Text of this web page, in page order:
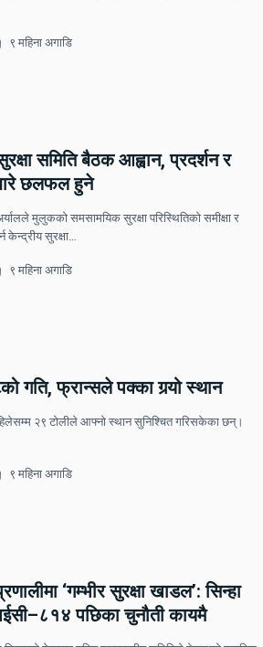
९ महिना अगाडि
समिति बैठक आह्वान, प्रदर्शन र
छलफल हुने
मुलुकको समसामयिक सुरक्षा परिस्थितिको समीक्षा र
सुरक्षा…
९ महिना अगाडि
गति, फ्रान्सले पक्का गर्‍यो स्थान
२९ टोलीले आफ्नो स्थान सुनिश्चित गरिसकेका छन्।
९ महिना अगाडि
‘गम्भीर सुरक्षा खाडल’: सिन्हा
पछिका चुनौती कायमै